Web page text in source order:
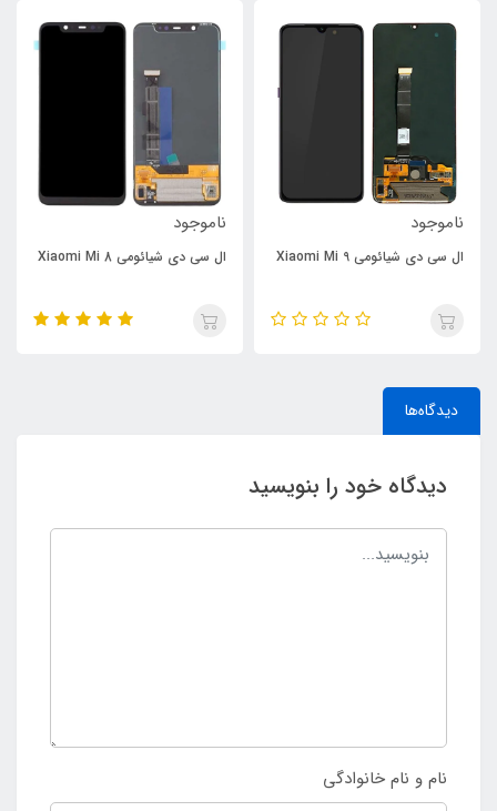
ناموجود
ال سی دی شیائومی Xiaomi Mi 9
ناموجود
ال سی دی شیائومی Xiaomi Mi 8
دیدگاه‌ها
دیدگاه خود را بنویسید
نام و نام خانوادگی